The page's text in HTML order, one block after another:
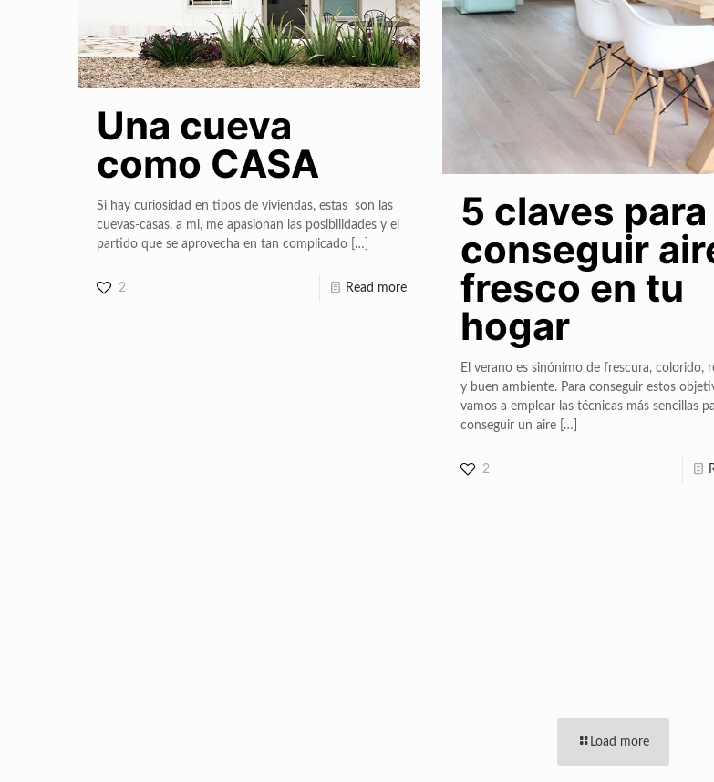
Una cueva
como CASA
Si hay curiosidad en tipos de viviendas, estas son las
cuevas-casas, a mi, me apasionan las posibilidades y el
partido que se aprovecha en tan complicado[…]
2 Read more
5 claves para
conseguir
fresco en tu
hogar
El verano es sinónimo de frescura, colorido,
y buen ambiente. Para conseguir estos
vamos a emplear las técnicas más sencillas
conseguir un aire[…]
2
Load more